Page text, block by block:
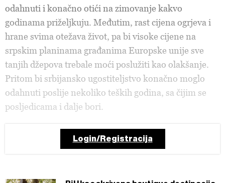
odahnuti i konačno otići na zimovanje kakvo
godinama priželjkuju. Međutim, rast cijena ogrjeva i
hrane svima otežava život, pa bi visoke cijene na
srpskim planinama građanima Europske unije sve
tanjih džepova trebale moći poslužiti kao olakšanje.
Pritom bi srbijansko ugostiteljstvo konačno moglo
odahnuti poslije nekoliko teških godina, sa čijim se
posljedicama i dalje bori.
Login/Registracija